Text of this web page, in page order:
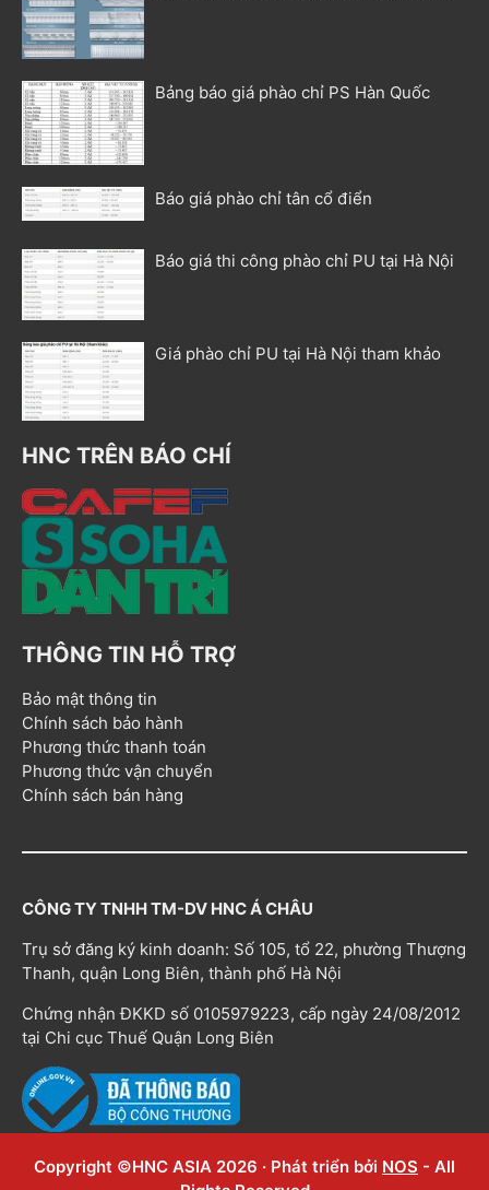
Bảng báo giá phào chỉ PS Hàn Quốc
Báo giá phào chỉ tân cổ điển
Báo giá thi công phào chỉ PU tại Hà Nội
Giá phào chỉ PU tại Hà Nội tham khảo
HNC TRÊN BÁO CHÍ
THÔNG TIN HỖ TRỢ
Bảo mật thông tin
Chính sách bảo hành
Phương thức thanh toán
Phương thức vận chuyển
Chính sách bán hàng
CÔNG TY TNHH TM-DV HNC Á CHÂU
Trụ sở đăng ký kinh doanh: Số 105, tổ 22, phường Thượng
Thanh, quận Long Biên, thành phố Hà Nội
Chứng nhận ĐKKD số 0105979223, cấp ngày 24/08/2012
tại Chi cục Thuế Quận Long Biên
Copyright ©HNC ASIA 2026 · Phát triển bởi NOS - All